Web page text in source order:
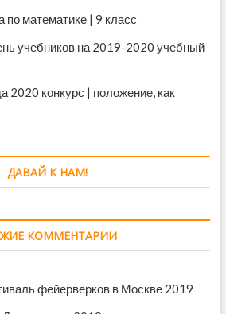
математике | 9 класс
учебников на 2019-2020 учебный
2020 конкурс | положение, как
ДАВАЙ К НАМ!
КОММЕНТАРИИ
фейерверков в Москве 2019